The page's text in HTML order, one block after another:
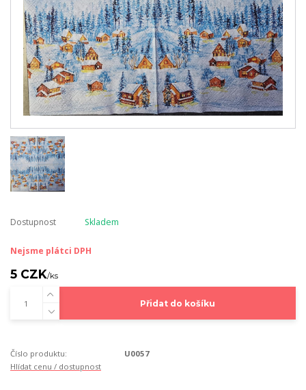
Dostupnost Skladem
Nejsme plátci DPH
5 CZK/ks
Přidat do košíku
Číslo produktu:
U0057
Hlídat cenu / dostupnost